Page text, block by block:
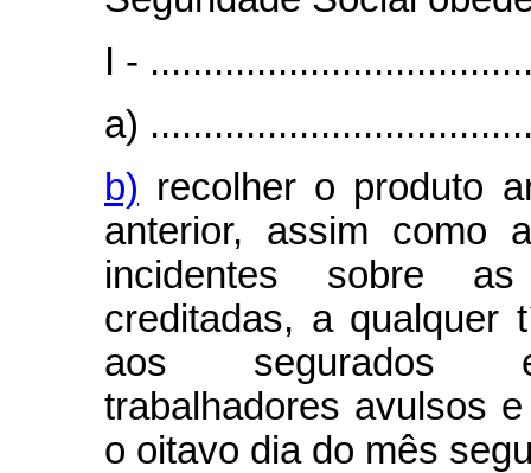
I -
a)
b) recolher o produto
anterior, assim como
incidentes sobre
creditadas, a qualquer
aos segurados
trabalhadores avulsos
o oitavo dia do mês